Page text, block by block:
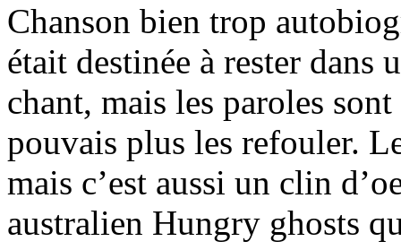
Chanson bien trop
était destinée à rester dans
chant, mais les paroles
pouvais plus les refouler.
mais c’est aussi un clin
australien Hungry ghosts